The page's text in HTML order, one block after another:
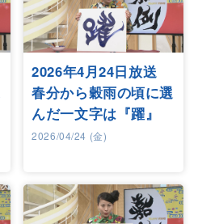
2026年4月24日放送
春分から穀雨の頃に選
んだ一文字は『躍』
2026/04/24 (金)